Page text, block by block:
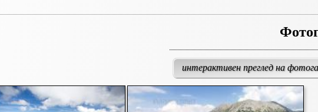
интерактивен преглед на